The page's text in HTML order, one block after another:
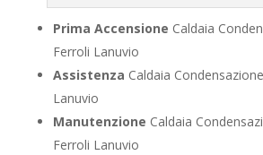
Prima Accensione Caldaia
Ferroli Lanuvio
Assistenza Caldaia
Lanuvio
Manutenzione Caldaia
Ferroli Lanuvio